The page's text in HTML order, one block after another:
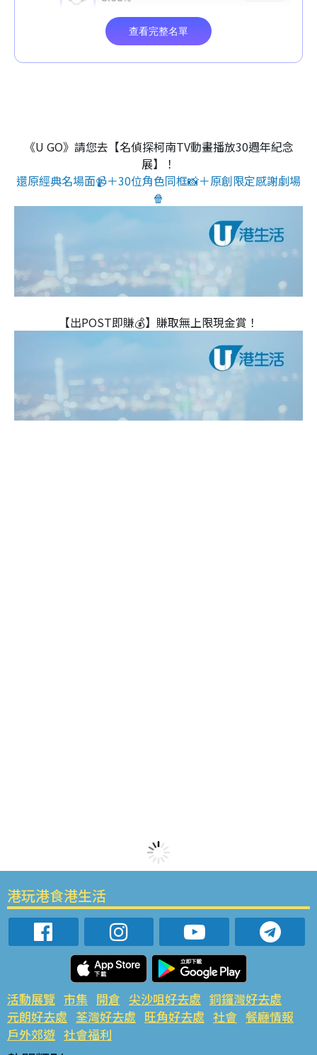
《U GO》請您去【名偵探柯南TV動畫播放30週年紀念
展】！
還原經典名場面📹＋30位角色同框📸＋原創限定感謝劇場
🍿
【出POST即賺💰】賺取無上限現金賞！
港玩港食港生活
活動展覽 市集 開倉 尖沙咀好去處 銅鑼灣好去處
元朗好去處 荃灣好去處 旺角好去處 社會 餐廳情報
戶外郊遊 社會福利